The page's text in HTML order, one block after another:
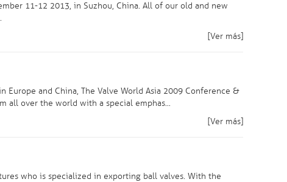
11-12 2013, in Suzhou, China. All of our old and new
[Ver más]
and China, The Valve World Asia 2009 Conference &
all over the world with a special emphas...
[Ver más]
who is specialized in exporting ball valves. With the